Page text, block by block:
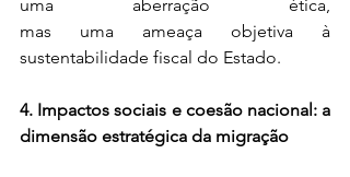
uma aberração ética,
mas uma ameaça objetiva à
sustentabilidade fiscal do Estado.
4. Impactos sociais e coesão nacional: a
dimensão estratégica da migração